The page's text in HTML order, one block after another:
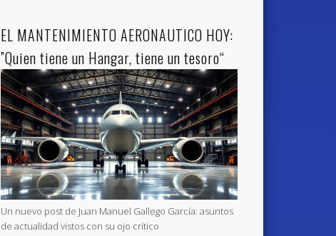
EL MANTENIMIENTO AERONAUTICO HOY:
”Quien tiene un Hangar, tiene un tesoro“
Un nuevo post de Juan Manuel Gallego García: asuntos
de actualidad vistos con su ojo crítico